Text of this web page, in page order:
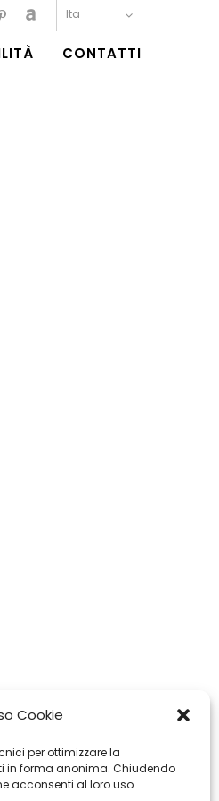
Cookie
per ottimizzare la
in forma anonima. Chiudendo
acconsenti al loro uso.
Ita
CONTATTI